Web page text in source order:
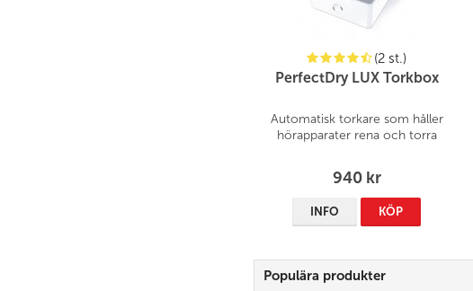
(2 st.)
PerfectDry LUX Torkbox
Automatisk torkare som håller
hörapparater rena och torra
940 kr
INFO KÖP
Populära produkter